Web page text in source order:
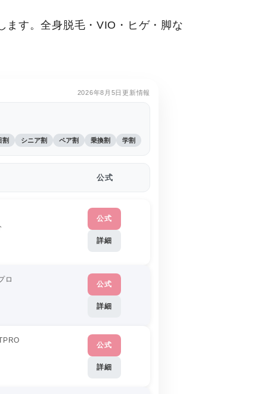
ます。全身脱毛・VIO・ヒゲ・脚な
2026年8月5日更新情報
割 シニア割 ペア割 乗換割 学割
公式
公式
詳細
ロ
公式
詳細
公式
詳細